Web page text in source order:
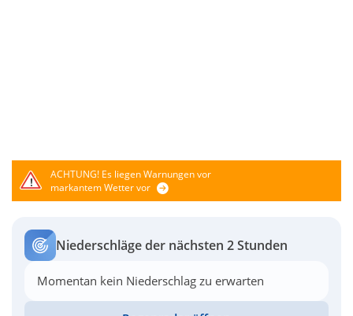
ACHTUNG!Es liegen Warnungen vor
markantem Wetter vor
Niederschläge der nächsten 2 Stunden
Momentan kein Niederschlag zu erwarten